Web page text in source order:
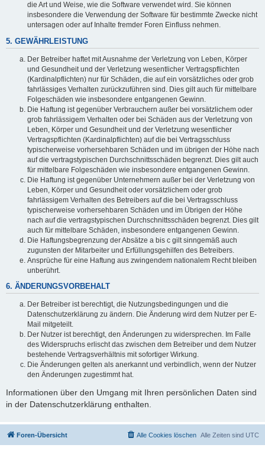
die Art und Weise, wie die Software verwendet wird. Sie können
insbesondere die Verwendung der Software für bestimmte Zwecke nicht
untersagen oder auf Inhalte fremder Foren Einfluss nehmen.
5. GEWÄHRLEISTUNG
Der Betreiber haftet mit Ausnahme der Verletzung von Leben, Körper
und Gesundheit und der Verletzung wesentlicher Vertragspflichten
(Kardinalpflichten) nur für Schäden, die auf ein vorsätzliches oder grob
fahrlässiges Verhalten zurückzuführen sind. Dies gilt auch für mittelbare
Folgeschäden wie insbesondere entgangenen Gewinn.
Die Haftung ist gegenüber Verbrauchern außer bei vorsätzlichem oder
grob fahrlässigem Verhalten oder bei Schäden aus der Verletzung von
Leben, Körper und Gesundheit und der Verletzung wesentlicher
Vertragspflichten (Kardinalpflichten) auf die bei Vertragsschluss
typischerweise vorhersehbaren Schäden und im übrigen der Höhe nach
auf die vertragstypischen Durchschnittsschäden begrenzt. Dies gilt auch
für mittelbare Folgeschäden wie insbesondere entgangenen Gewinn.
Die Haftung ist gegenüber Unternehmern außer bei der Verletzung von
Leben, Körper und Gesundheit oder vorsätzlichem oder grob
fahrlässigem Verhalten des Betreibers auf die bei Vertragsschluss
typischerweise vorhersehbaren Schäden und im Übrigen der Höhe
nach auf die vertragstypischen Durchschnittsschäden begrenzt. Dies gilt
auch für mittelbare Schäden, insbesondere entgangenen Gewinn.
Die Haftungsbegrenzung der Absätze a bis c gilt sinngemäß auch
zugunsten der Mitarbeiter und Erfüllungsgehilfen des Betreibers.
Ansprüche für eine Haftung aus zwingendem nationalem Recht bleiben
unberührt.
6. ÄNDERUNGSVORBEHALT
Der Betreiber ist berechtigt, die Nutzungsbedingungen und die
Datenschutzerklärung zu ändern. Die Änderung wird dem Nutzer per E-
Mail mitgeteilt.
Der Nutzer ist berechtigt, den Änderungen zu widersprechen. Im Falle
des Widerspruchs erlischt das zwischen dem Betreiber und dem Nutzer
bestehende Vertragsverhältnis mit sofortiger Wirkung.
Die Änderungen gelten als anerkannt und verbindlich, wenn der Nutzer
den Änderungen zugestimmt hat.
Informationen über den Umgang mit Ihren persönlichen Daten sind
in der Datenschutzerklärung enthalten.
Foren-Übersicht Alle Zeiten sind UTC
Alle Cookies löschen